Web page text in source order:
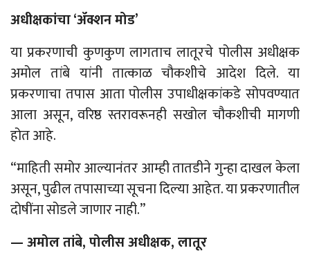
अधीक्षकांचा ‘ॲक्शन मोड’
या प्रकरणाची कुणकुण लागताच लातूरचे पोलीस अधीक्षक
अमोल तांबे यांनी तात्काळ चौकशीचे आदेश दिले. या
प्रकरणाचा तपास आता पोलीस उपाधीक्षकांकडे सोपवण्यात
आला असून, वरिष्ठ स्तरावरूनही सखोल चौकशीची मागणी
होत आहे.
“माहिती समोर आल्यानंतर आम्ही तातडीने गुन्हा दाखल केला
असून, पुढील तपासाच्या सूचना दिल्या आहेत. या प्रकरणातील
दोषींना सोडले जाणार नाही.”
— अमोल तांबे, पोलीस अधीक्षक, लातूर